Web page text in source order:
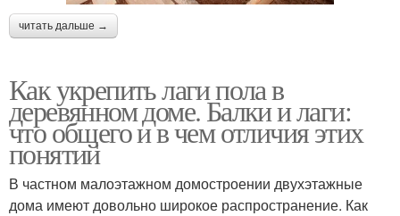
читать дальше →
Как укрепить лаги пола в
деревянном доме. Балки и лаги:
что общего и в чем отличия этих
понятий
В частном малоэтажном домостроении двухэтажные
дома имеют довольно широкое распространение. Как